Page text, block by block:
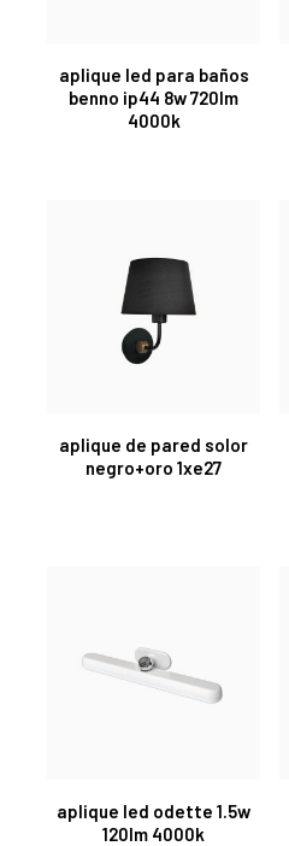
aplique led para baños
benno ip44 8w 720lm
4000k
aplique de pared solor
negro+oro 1xe27
aplique led odette 1.5w
120lm 4000k